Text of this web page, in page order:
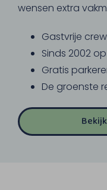
wensen extra
Gastvrije
Sinds 2002
Gratis
De groenste